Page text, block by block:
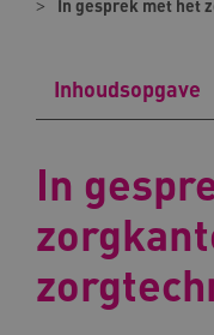
In gesprek met het
Inhoudsopgave
In